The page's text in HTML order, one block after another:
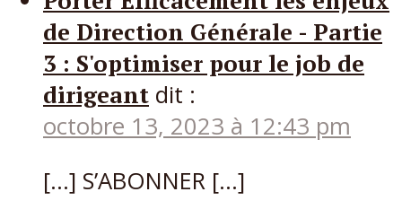
de Direction Générale - Partie
3 : S'optimiser pour le job de
dirigeant dit :
octobre 13, 2023 à 12:43 pm
[…] S’ABONNER […]